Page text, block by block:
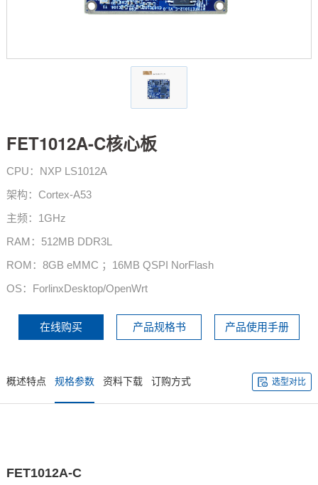
FET1012A-C核心板
CPU：NXP LS1012A
架构：Cortex-A53
主频：1GHz
RAM：512MB DDR3L
ROM：8GB eMMC ；16MB QSPI NorFlash
OS：ForlinxDesktop/OpenWrt
在线购买 产品规格书 产品使用手册
概述特点 规格参数 资料下载 订购方式 选型对比
FET1012A-C